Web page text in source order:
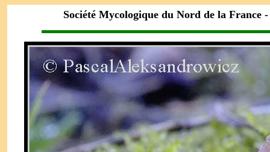
Société Mycologique du Nord de la France